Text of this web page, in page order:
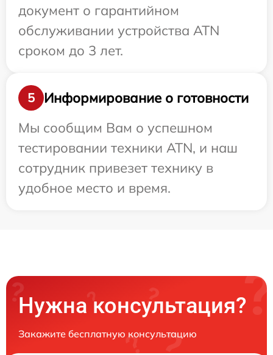
документ о гарантийном
обслуживании устройства ATN
сроком до 3 лет.
5
Информирование о готовности
Мы сообщим Вам о успешном
тестировании техники ATN, и наш
сотрудник привезет технику в
удобное место и время.
Нужна консультация?
Закажите бесплатную консультацию